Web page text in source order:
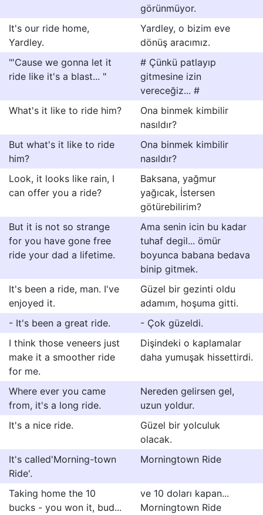
görünmüyor.
It's our ride home,
Yardley.
Yardley, o bizim eve
dönüş aracımız.
"'Cause we gonna let it
ride like it's a blast... "
# Çünkü patlayıp
gitmesine izin
vereceğiz... #
What's it like to ride him?
Ona binmek kimbilir
nasıldır?
But what's it like to ride
him?
Ona binmek kimbilir
nasıldır?
Look, it looks like rain, I
can offer you a ride?
Baksana, yağmur
yağıcak, İstersen
götürebilirim?
But it is not so strange
for you have gone free
ride your dad a lifetime.
Ama senin icin bu kadar
tuhaf degil... ömür
boyunca babana bedava
binip gitmek.
It's been a ride, man. I've
enjoyed it.
Güzel bir gezinti oldu
adamım, hoşuma gitti.
- It's been a great ride.
- Çok güzeldi.
I think those veneers just
make it a smoother ride
for me.
Dişindeki o kaplamalar
daha yumuşak hissettirdi.
Where ever you came
from, it's a long ride.
Nereden gelirsen gel,
uzun yoldur.
It's a nice ride.
Güzel bir yolculuk
olacak.
It's called'Morning-town
Ride'.
Morningtown Ride
Taking home the 10
bucks - you won it, bud...
ve 10 doları kapan...
Morningtown Ride